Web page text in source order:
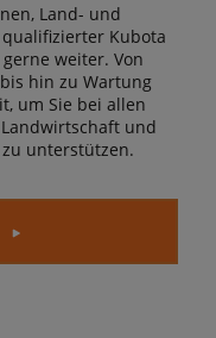
Land- und
qualifizierter Kubota
weiter. Von
hin zu Wartung
um Sie bei allen
und
unterstützen.